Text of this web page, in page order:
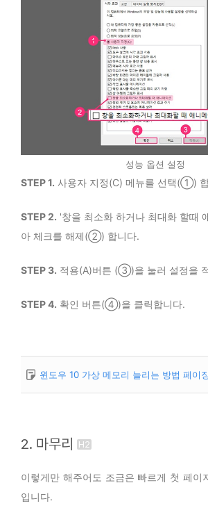
성능 옵션 설정
STEP 1. 사용자 지정(C) 메뉴를 선택(①)
STEP 2. '창을 최소화 하거나 최대화 할때
아 체크를 해제(②) 합니다.
STEP 3. 적용(A)버튼 (③)을 눌러 설정을
STEP 4. 확인 버튼(④)을 클릭합니다.
윈도우 10 가상 메모리 늘리는 방법 페이
2. 마무리
이렇게만 해주어도 조금은 빠르게 첫 페이
입니다.